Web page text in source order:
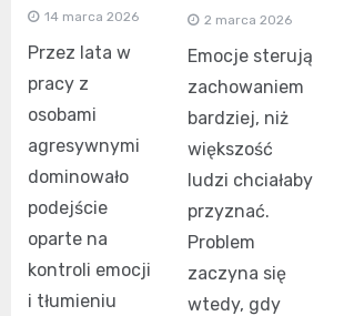
14 marca 2026
Przez lata w
pracy z
osobami
agresywnymi
dominowało
podejście
oparte na
kontroli emocji
i tłumieniu
2 marca 2026
Emocje sterują
zachowaniem
bardziej, niż
większość
ludzi chciałaby
przyznać.
Problem
zaczyna się
wtedy, gdy